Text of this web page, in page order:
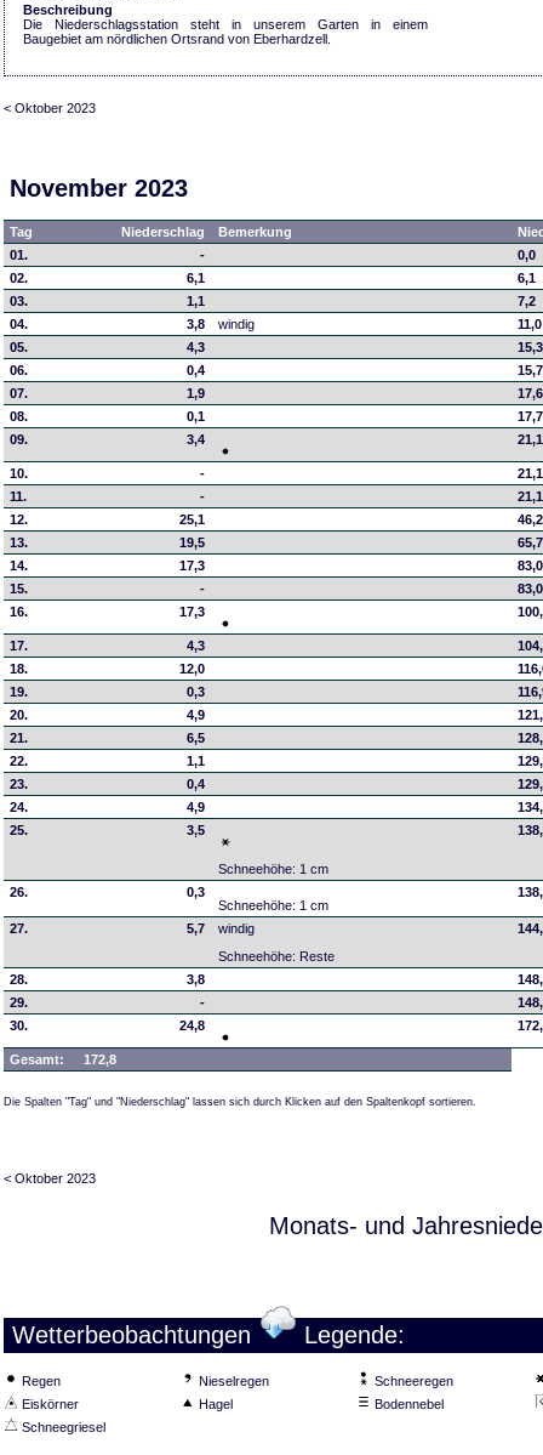
Beschreibung
Die Niederschlagsstation steht in unserem Garten in einem
Baugebiet am nördlichen Ortsrand von Eberhardzell.
< Oktober 2023
November 2023
Tag Niederschlag Bemerkung
01.
-
0,0
02.
6,1
6,1
03.
1,1
7,2
04.
3,8 windig
11,0
05.
4,3
15,3
06.
0,4
15,7
07.
1,9
17,6
08.
0,1
17,7
09.
3,4 21,1
10. -
21,1
11.
-
21,1
12.
25,1
46,2
13.
19,5
65,7
14.
17,3
83,0
15.
-
83,0
16.
17,3
17. 4,3
18.
12,0
19.
0,3
20.
4,9
21.
6,5
22.
1,1
23.
0,4
24.
4,9
25.
3,5
Schneehöhe: 1 cm
26.
0,3
Schneehöhe: 1 cm
27. 5,7
windig
Schneehöhe: Reste
28. 3,8
29.
-
30.
24,8
Gesamt: 172,8
Die Spalten "Tag" und "Niederschlag" lassen sich durch Klicken auf den Spaltenkopf sortieren.
< Oktober 2023
Monats- und
Wetterbeobachtungen Legende:
Regen Nieselregen
Schneeregen
Eiskörner
Hagel
Bodennebel
Schneegriesel